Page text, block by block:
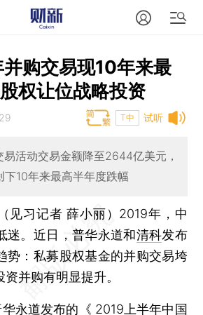
购交易现10年来最
权让位战略投资
试听
T中
活动交易金额降至2644亿美元，
下10年来最高半年度跌幅
见习记者 薛小丽） 2019年，中
迷。近日，普华永道和清科发布
势：私募股权基金的并购交易垮
并购有明显提升。
道发布的《 2019上半年中国